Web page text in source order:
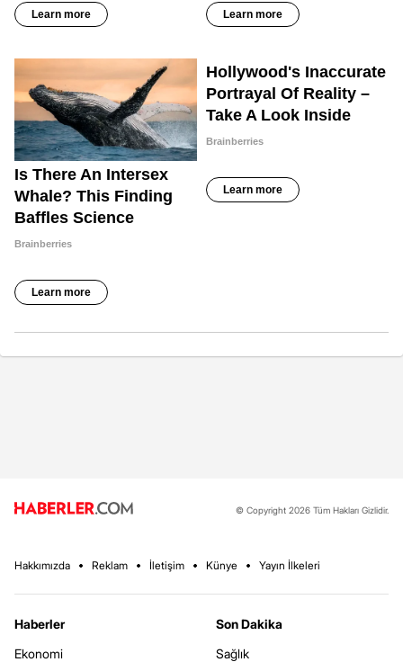
© Copyright 2026 Tüm Hakları Gizlidir.
Hakkımızda Reklam İletişim Künye Yayın İlkeleri
Haberler
Ekonomi
Son Dakika
Sağlık